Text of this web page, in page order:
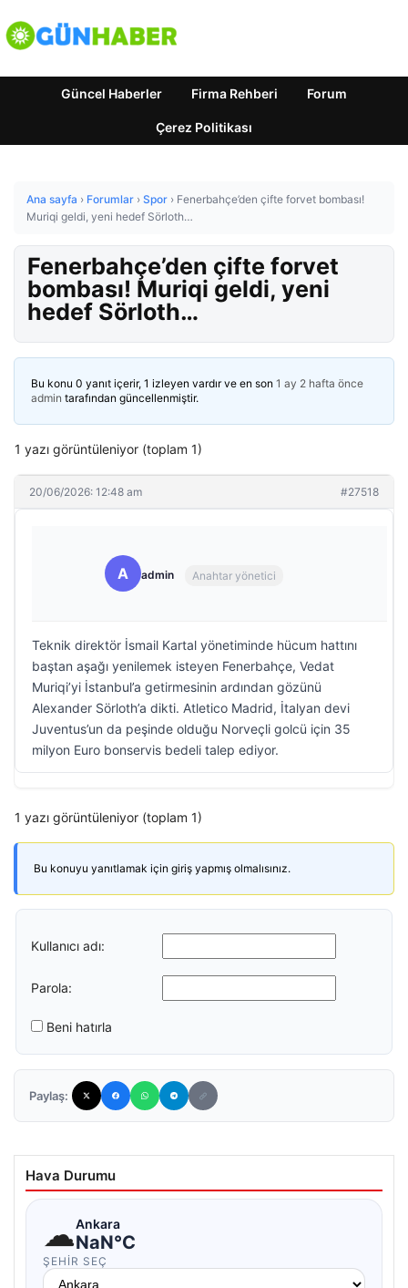
Güncel Haberler Firma Rehberi Forum
Çerez Politikası
Ana sayfa › Forumlar › Spor › Fenerbahçe’den çifte forvet bombası!
Muriqi geldi, yeni hedef Sörloth…
Fenerbahçe’den çifte forvet
bombası! Muriqi geldi, yeni
hedef Sörloth…
Bu konu 0 yanıt içerir, 1 izleyen vardır ve en son 1 ay 2 hafta önce
admin tarafından güncellenmiştir.
1 yazı görüntüleniyor (toplam 1)
20/06/2026: 12:48 am #27518
A admin Anahtar yönetici
Teknik direktör İsmail Kartal yönetiminde hücum hattını
baştan aşağı yenilemek isteyen Fenerbahçe, Vedat
Muriqi’yi İstanbul’a getirmesinin ardından gözünü
Alexander Sörloth’a dikti. Atletico Madrid, İtalyan devi
Juventus’un da peşinde olduğu Norveçli golcü için 35
milyon Euro bonservis bedeli talep ediyor.
1 yazı görüntüleniyor (toplam 1)
Bu konuyu yanıtlamak için giriş yapmış olmalısınız.
Kullanıcı adı:
Parola:
Beni hatırla
Paylaş:
Hava Durumu
☁Ankara
NaN°C
ŞEHIR SEÇ